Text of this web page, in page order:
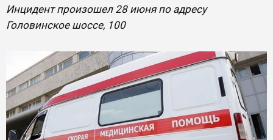
Инцидент произошел 28 июня по адресу
Головинское шоссе, 100